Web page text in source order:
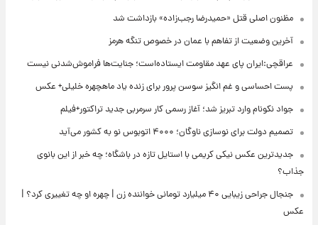
مظنون اصلی قتل «حمیدرضا رجب‌زاده» بازداشت شد
آخرین وضعیت از تفاهم با عمان در خصوص تنگه هرمز
عراقچی:ایران پای عهد مقاومت ایستاده‌است؛ جنایت‌ها فراموش‌شدنی نیست
پست احساسی و غم انگیز سوسن پرور برای زنده یاد ماهچهره خلیلی+ عکس
جواد نکونام وارد تبریز شد؛ آغاز رسمی کار سرمربی جدید تراکتور+فیلم
تصمیم دولت برای نوسازی ناوگان؛ ۴۰۰۰ اتوبوس نو به کشور می‌آید
جدیدترین عکس نیکی کریمی با استایل تازه در باشگاه؛ چه خبر از این بانوی
جذاب؟
جنجال جراحی زیبایی ۴۰ میلیارد تومانی خواننده زن | چهره او چه تغییری کرد؟ |
عکس